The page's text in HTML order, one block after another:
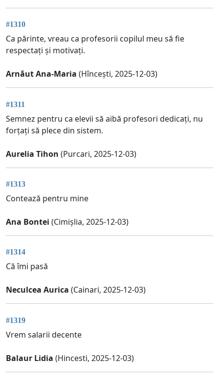
#1310
Ca părinte, vreau ca profesorii copilul meu să fie
respectați și motivați.
Arnăut Ana-Maria (Hîncești, 2025-12-03)
#1311
Semnez pentru ca elevii să aibă profesori dedicați, nu
forțați să plece din sistem.
Aurelia Tihon (Purcari, 2025-12-03)
#1313
Contează pentru mine
Ana Bontei (Cimișlia, 2025-12-03)
#1314
Că îmi pasă
Neculcea Aurica (Cainari, 2025-12-03)
#1319
Vrem salarii decente
Balaur Lidia (Hincesti, 2025-12-03)